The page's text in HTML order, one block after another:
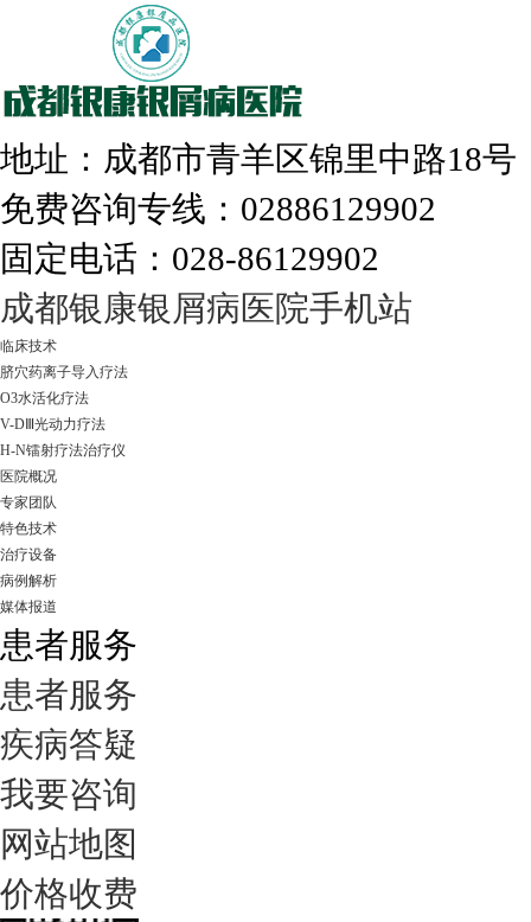
308nm激光：银屑病治疗更高效
走进成都：满足您的治愈需求
地址：成都市青羊区锦里中路18
免费咨询专线：02886129902
固定电话：028-86129902
成都银康银屑病医院手机站
临床技术
脐穴药离子导入疗法
O3水活化疗法
V-DⅢ光动力疗法
H-N镭射疗法治疗仪
医院概况
专家团队
特色技术
治疗设备
病例解析
媒体报道
患者服务
患者服务
疾病答疑
我要咨询
网站地图
价格收费